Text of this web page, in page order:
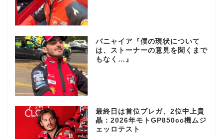
バニャイア『僕の現状について
は、ストーナーの意見を聞くまで
もなく…』
最終日は首位ブレガ、2位中上貴
晶：2026年モトGP850cc機ムジ
ェッロテスト